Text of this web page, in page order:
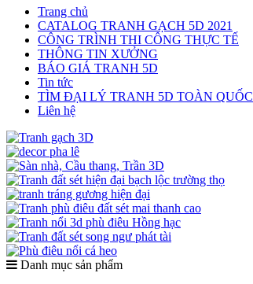
Trang chủ
CATALOG TRANH GẠCH 5D 2021
CÔNG TRÌNH THI CÔNG THỰC TẾ
THÔNG TIN XƯỞNG
BÁO GIÁ TRANH 5D
Tin tức
TÌM ĐẠI LÝ TRANH 5D TOÀN QUỐC
Liên hệ
Danh mục sản phẩm